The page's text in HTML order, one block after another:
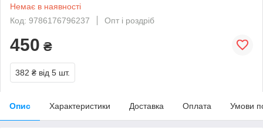
Немає в наявності
Код: 9786176796237
Опт і роздріб
450 ₴
382 ₴ від 5 шт.
Опис Характеристики Доставка Оплата Умови